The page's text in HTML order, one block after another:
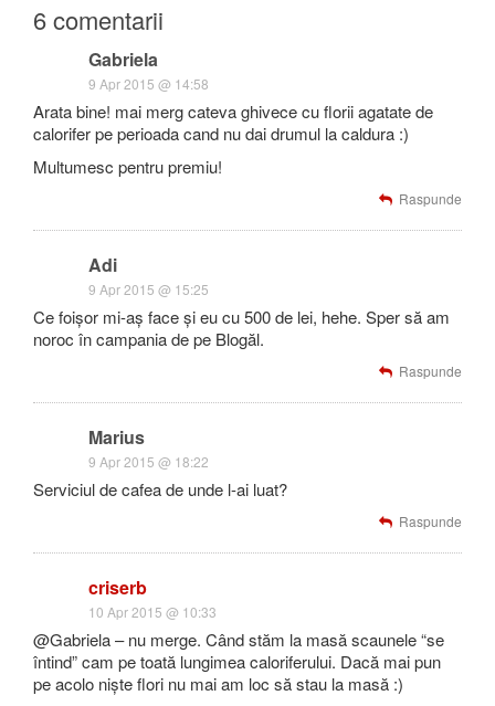
6 comentarii
Gabriela
9 Apr 2015 @ 14:58
Arata bine! mai merg cateva ghivece cu florii agatate de
calorifer pe perioada cand nu dai drumul la caldura :)
Multumesc pentru premiu!
Raspunde
Adi
9 Apr 2015 @ 15:25
Ce foișor mi-aș face și eu cu 500 de lei, hehe. Sper să am
noroc în campania de pe Blogăl.
Raspunde
Marius
9 Apr 2015 @ 18:22
Serviciul de cafea de unde l-ai luat?
Raspunde
criserb
10 Apr 2015 @ 10:33
@Gabriela – nu merge. Când stăm la masă scaunele “se
întind” cam pe toată lungimea caloriferului. Dacă mai pun
pe acolo niște flori nu mai am loc să stau la masă :)